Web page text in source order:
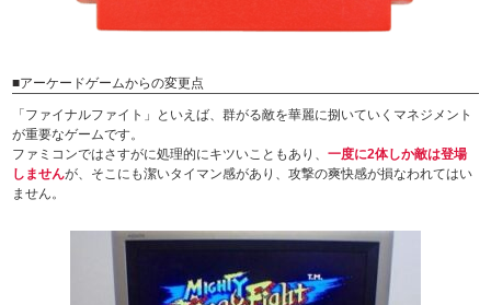
■アーケードゲームからの変更点
「ファイナルファイト」といえば、群がる敵を華麗に捌いていくマネジメント
が重要なゲームです。
ファミコンではさすがに処理的にキツいこともあり、一度に2体しか敵は登場
しませんが、そこにも潔いタイマン感があり、攻撃の爽快感が損なわれてはい
ません。